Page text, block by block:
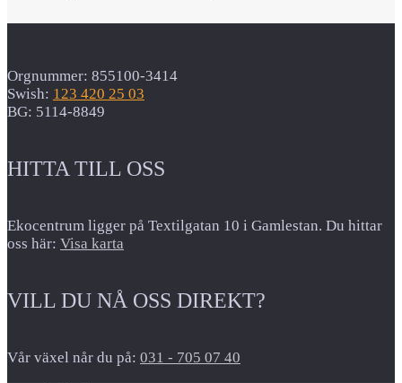
Orgnummer: 855100-3414
Swish: 123 420 25 03
BG: 5114-8849
HITTA TILL OSS
Ekocentrum ligger på Textilgatan 10 i Gamlestan. Du hittar
oss här: Visa karta
VILL DU NÅ OSS DIREKT?
Vår växel når du på: 031 - 705 07 40